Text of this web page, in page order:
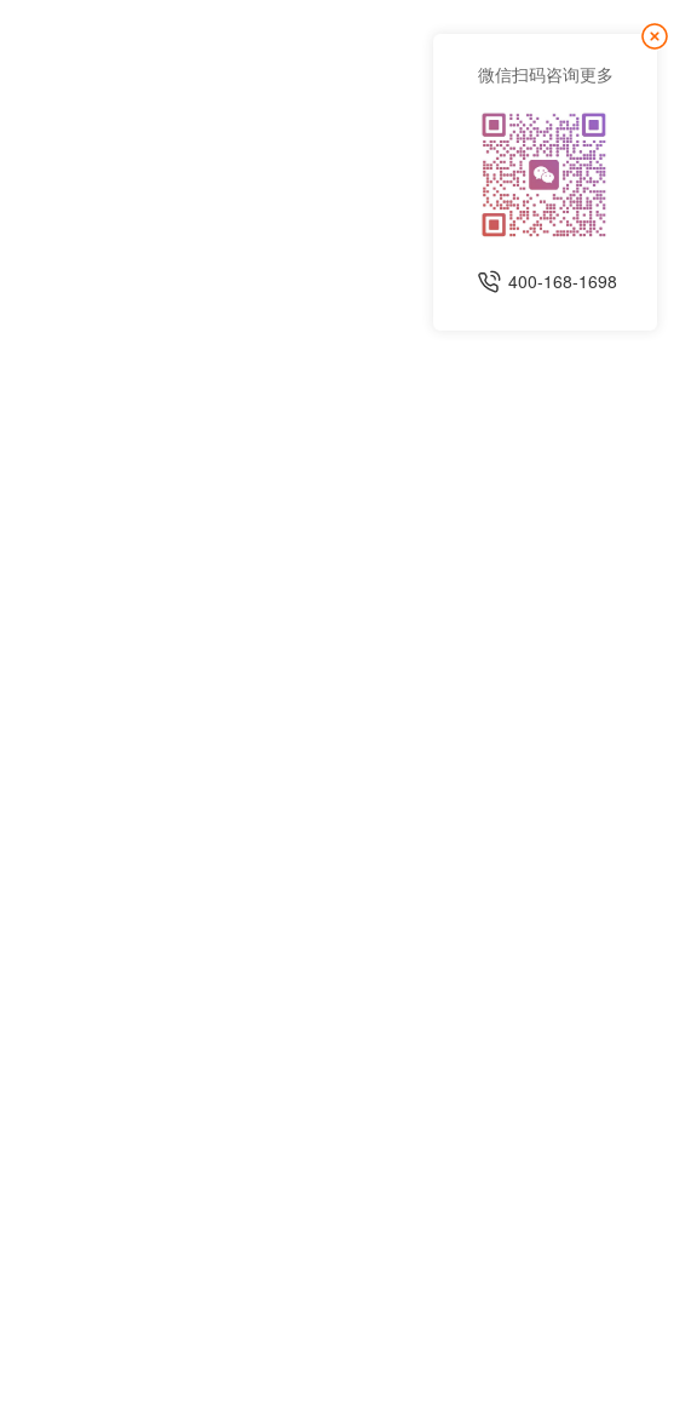
微信扫码咨询更多
400-168-1698